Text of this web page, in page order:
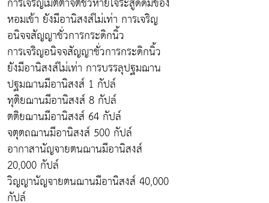
หอมเข้า ยังมีอานิสงส์ไม่เท่า การเจริญ
อนิจจสัญญาชั่วการกระดิกนิ้ว
การเจริญอนิจจสัญญาชั่วการกระดิกนิ้ว
ยังมีอานิสงส์ไม่เท่า การบรรลุปฐมฌาน
ปฐมฌานมีอานิสงส์ 1 กัปล์
ทุติยฌานมีอานิสงส์ 8 กัปล์
ตติยฌานมีอานิสงส์ 64 กัปล์
จตุตถฌานมีอานิสงส์ 500 กัปล์
อากาสานัญจายตนฌานมีอานิสงส์
20,000 กัปล์
วิญญานัญจายตนฌานมีอานิสงส์ 40,000
กัปล์